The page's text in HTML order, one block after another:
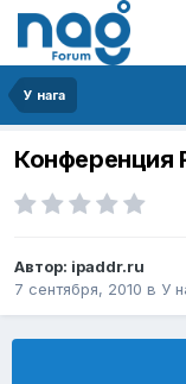
У нага
Конференция
Автор: ipaddr.ru
7 сентября, 2010 в У